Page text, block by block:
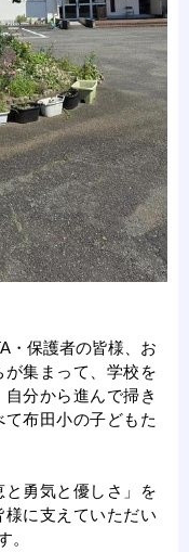
・保護者の皆様、お
集まって、学校を
分から進んで掃き
布田小の子どもた
勇気と優しさ」を
に支えていただい
。